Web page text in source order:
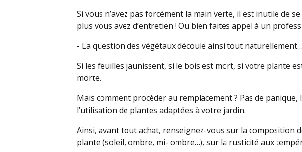
Si vous n’avez pas forcément la main verte, il est inutile de
plus vous avez d’entretien ! Ou bien faites appel à un
- La question des végétaux découle ainsi tout
Si les feuilles jaunissent, si le bois est mort, si votre plante
morte.
Mais comment procéder au remplacement ? Pas de
l’utilisation de plantes adaptées à votre jardin.
Ainsi, avant tout achat, renseignez-vous sur la composition
plante (soleil, ombre, mi- ombre…), sur la rusticité aux